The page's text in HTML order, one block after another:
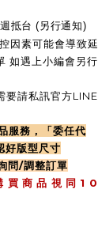
抵台 (另行通知)
因素可能會導致延
如遇上小編會另行
要請私訊官方LINE
服務，「委任代
好版型尺寸
問/調整訂單
買 商 品 視 同 1 0